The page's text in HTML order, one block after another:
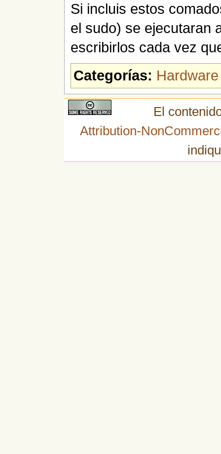
Si incluis estos
el sudo) se ejecutaran
escribirlos cada vez
Categorías: Hardware
El
Attribution-